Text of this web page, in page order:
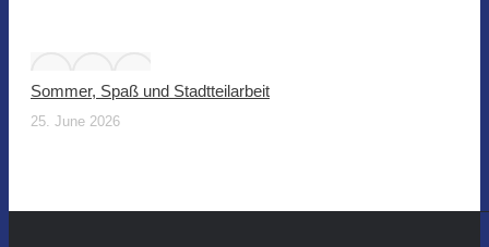
Sommer, Spaß und Stadtteilarbeit
25. June 2026